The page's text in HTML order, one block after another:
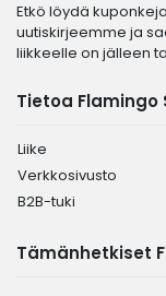
Etkö löydä
uutiskirjeemme ja
liikkeelle on jälleen
Tietoa
Liike
Verkkosivusto
B2B-tuki
Tämänhetkiset